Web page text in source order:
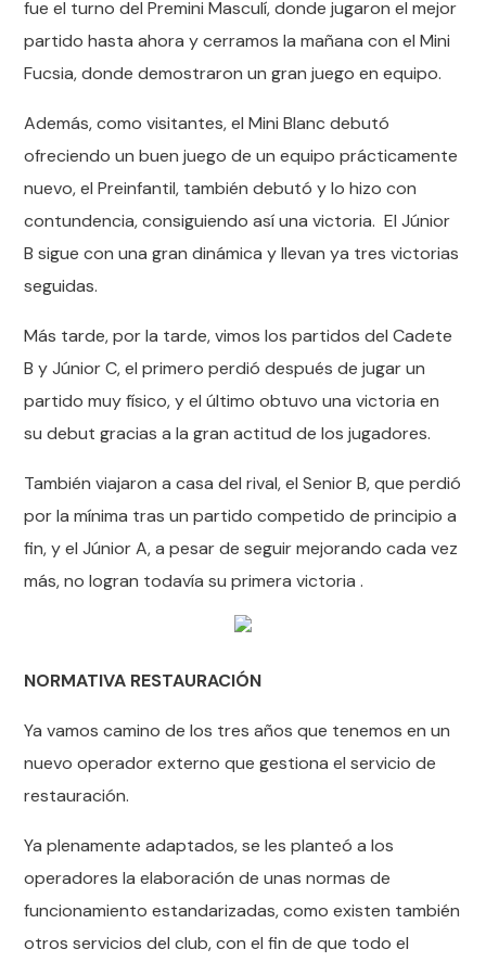
fue el turno del Premini Masculí, donde jugaron el mejor
partido hasta ahora y cerramos la mañana con el Mini
Fucsia, donde demostraron un gran juego en equipo.
Además, como visitantes, el Mini Blanc debutó
ofreciendo un buen juego de un equipo prácticamente
nuevo, el Preinfantil, también debutó y lo hizo con
contundencia, consiguiendo así una victoria. El Júnior
B sigue con una gran dinámica y llevan ya tres victorias
seguidas.
Más tarde, por la tarde, vimos los partidos del Cadete
B y Júnior C, el primero perdió después de jugar un
partido muy físico, y el último obtuvo una victoria en
su debut gracias a la gran actitud de los jugadores.
También viajaron a casa del rival, el Senior B, que perdió
por la mínima tras un partido competido de principio a
fin, y el Júnior A, a pesar de seguir mejorando cada vez
más, no logran todavía su primera victoria .
NORMATIVA RESTAURACIÓN
Ya vamos camino de los tres años que tenemos en un
nuevo operador externo que gestiona el servicio de
restauración.
Ya plenamente adaptados, se les planteó a los
operadores la elaboración de unas normas de
funcionamiento estandarizadas, como existen también
otros servicios del club, con el fin de que todo el